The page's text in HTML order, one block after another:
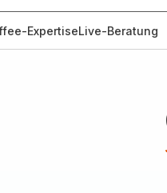
ExpertiseLive-Beratung